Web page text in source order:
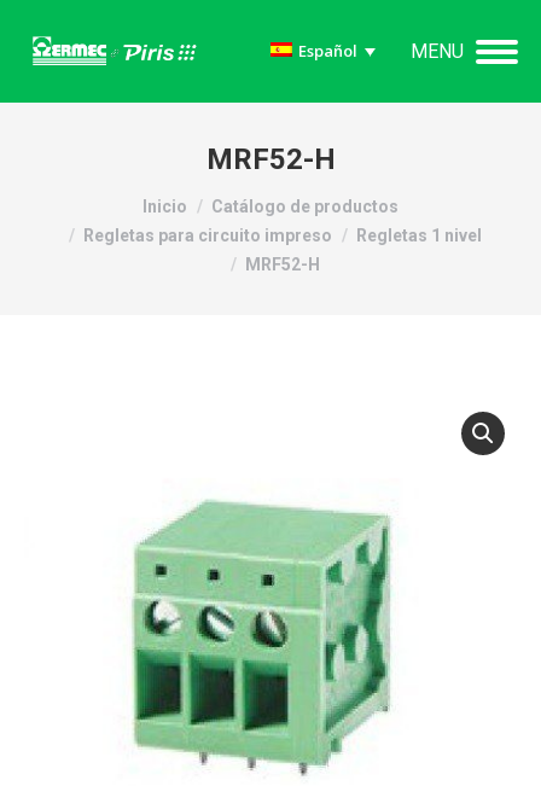
MENU
Español
MRF52-H
Inicio
Catálogo de productos
Regletas para circuito impreso
Regletas 1 nivel
MRF52-H